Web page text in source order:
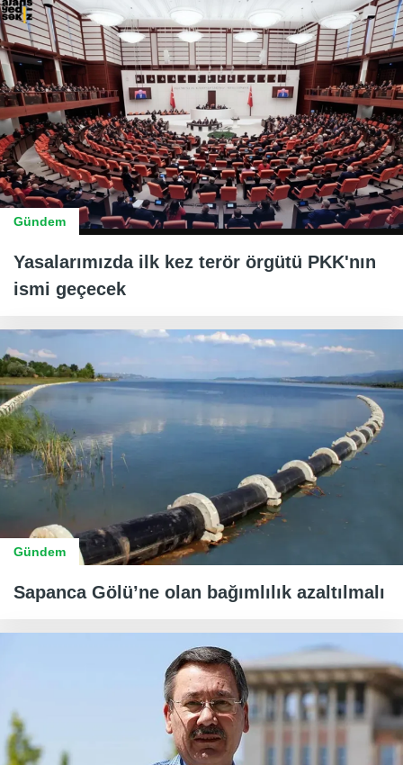
Gündem
Yasalarımızda ilk kez terör örgütü PKK'nın
ismi geçecek
Gündem
Sapanca Gölü’ne olan bağımlılık azaltılmalı